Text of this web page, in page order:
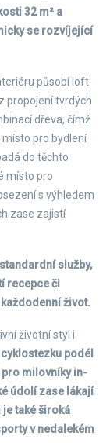
32 m² a
se rozvíjející
působí loft
propojení tvrdých
dřeva, čímž
pro bydlení
do těchto
místo pro
s výhledem
zase zajistí
služby,
recepce či
život.
životní styl i
podél
pro milovníky in-
údolí zase lákají
také široká
v nedalekém